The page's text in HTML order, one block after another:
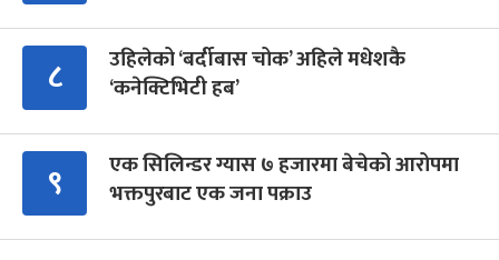
८
उहिलेको ‘बर्दीबास चोक’ अहिले मधेशकै
‘कनेक्टिभिटी हब’
९
एक सिलिन्डर ग्यास ७ हजारमा बेचेको आरोपमा
भक्तपुरबाट एक जना पक्राउ